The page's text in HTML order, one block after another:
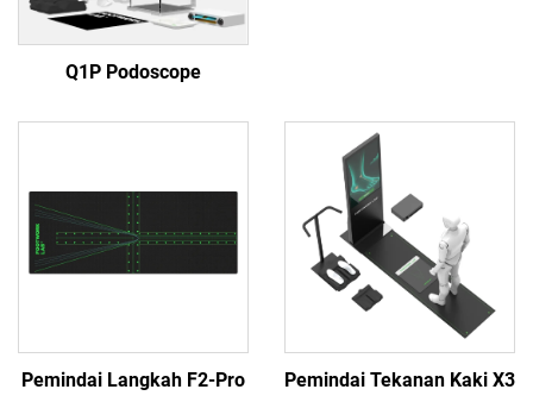
Q1P Podoscope
Pemindai Langkah F2-Pro Pemindai Tekanan Kaki X3